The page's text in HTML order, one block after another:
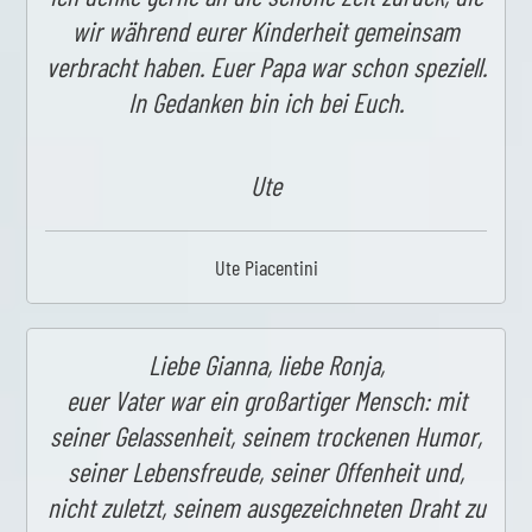
wir während eurer Kinderheit gemeinsam
verbracht haben. Euer Papa war schon speziell.
In Gedanken bin ich bei Euch.
Ute
Ute Piacentini
Liebe Gianna, liebe Ronja,
euer Vater war ein großartiger Mensch: mit
seiner Gelassenheit, seinem trockenen Humor,
seiner Lebensfreude, seiner Offenheit und,
nicht zuletzt, seinem ausgezeichneten Draht zu